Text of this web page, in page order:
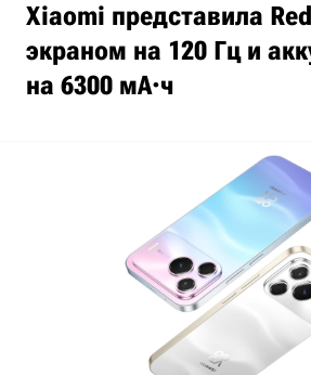
Xiaomi представила
экраном на 120 Гц и
на 6300 мА·ч